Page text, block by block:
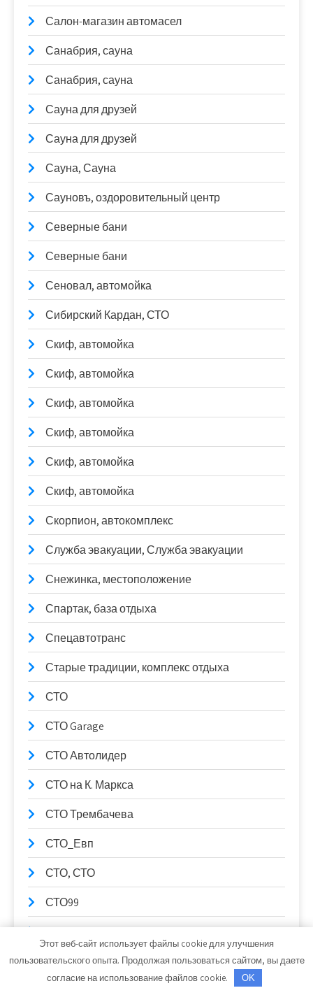
Салон-магазин автомасел
Санабрия, сауна
Санабрия, сауна
Сауна для друзей
Сауна для друзей
Сауна, Сауна
Сауновъ, оздоровительный центр
Северные бани
Северные бани
Сеновал, автомойка
Сибирский Кардан, СТО
Скиф, автомойка
Скиф, автомойка
Скиф, автомойка
Скиф, автомойка
Скиф, автомойка
Скиф, автомойка
Скорпион, автокомплекс
Служба эвакуации, Служба эвакуации
Снежинка, местоположение
Спартак, база отдыха
Спецавтотранс
Старые традиции, комплекс отдыха
СТО
СТО Garage
СТО Автолидер
СТО на К. Маркса
СТО Трембачева
СТО_Евп
СТО, СТО
СТО99
Столица Поморья, гостиница
Стрельнинские бани
Этот веб-сайт использует файлы cookie для улучшения
пользовательского опыта. Продолжая пользоваться сайтом, вы даете
согласие на использование файлов cookie.
OK